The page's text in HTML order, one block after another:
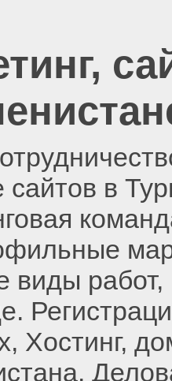
сайтов в
виды
Хостинг,